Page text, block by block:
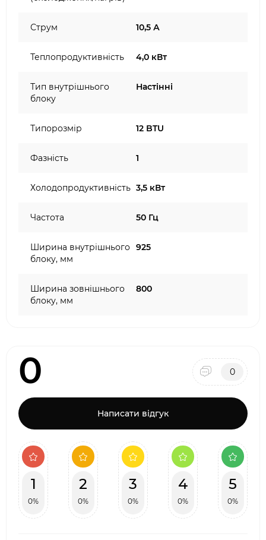
Струм 10,5 А
Теплопродуктивність 4,0 кВт
Тип внутрішнього
блоку
Настінні
Типорозмір 12 BTU
Фазність 1
Холодопродуктивність 3,5 кВт
Частота 50 Гц
Ширина внутрішнього
блоку, мм
925
Ширина зовнішнього
блоку, мм
800
0 0
Написати відгук
1
0%
2
0%
3
0%
4
0%
5
0%